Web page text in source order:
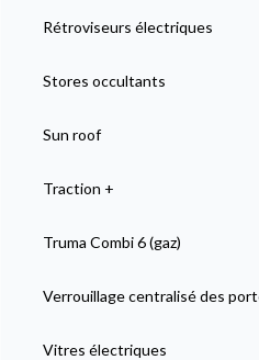
Rétroviseurs électriques
Stores occultants
Sun roof
Traction +
Truma Combi 6 (gaz)
Verrouillage centralisé des
Vitres électriques